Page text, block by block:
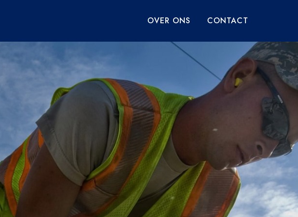
OVER ONS CONTACT